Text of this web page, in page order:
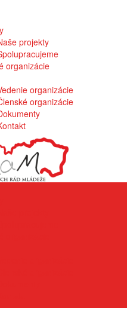
projekty
organizácie
organizácie
organizácie